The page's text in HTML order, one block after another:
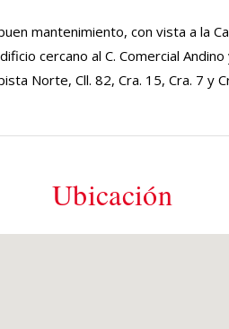
mantenimiento, con vista a la
cercano al C. Comercial
Norte, Cll. 82, Cra. 15, Cra. 7 y
Ubicación